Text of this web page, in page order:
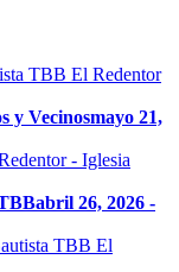
y Vecinosmayo 21,
abril 26, 2026 -